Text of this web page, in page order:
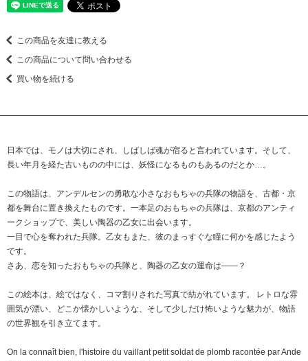
この商品を友達に教える
この商品について問い合わせる
買い物を続ける
日本では、モノは大切にされ、しばしば魂が宿ると言われています。そして、
長い年月を経た古いものの中には、妖怪になるものもあるのだとか…。
この物語は、アンデルセンの勇敢な小さなおもちゃの兵隊の物語を、古都・京
都を舞台に置き換えたものです。一本足のおもちゃの兵隊は、京都のアンティ
ークショップで、美しい陶器の乙女に出会います。
一目で心を奪われた兵隊。乙女もまた、彼のまっすぐな瞳に何かを感じたよう
です。
さあ、恋を知ったおもちゃの兵隊と、陶器の乙女の運命は――？
この絵本は、絵ではなく、コマ割りされた写真で紡がれています。 レトロな雰
囲気が漂い、どこか懐かしいような、そして少しだけ怖いような魅力が、物語
の世界観を引き立てます。
On la connaît bien, l'histoire du vaillant petit soldat de plomb racontée par Ande